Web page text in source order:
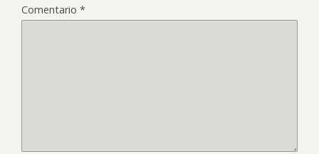
Comentario *